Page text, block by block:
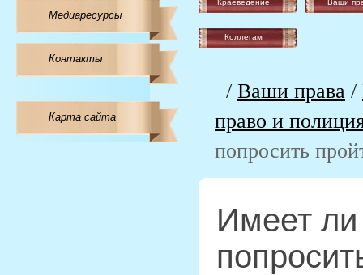
Медиаресурсы
Контакты
Карта сайта
Краеведение Ваши
Коллегам
/ Ваши права /
право и
попросить
Имеет ли